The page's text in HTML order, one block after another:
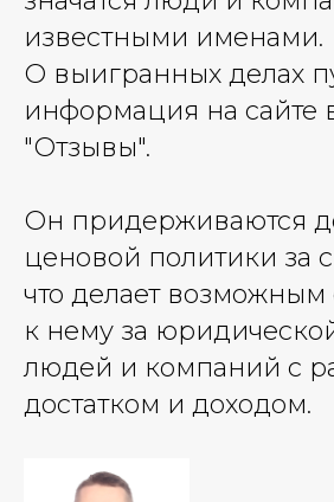
известными именами.
О выигранных делах
информация на сайте
"Отзывы".
Он придерживаются
ценовой политики за
что делает
к нему за
людей и компаний с
достатком и доходом.